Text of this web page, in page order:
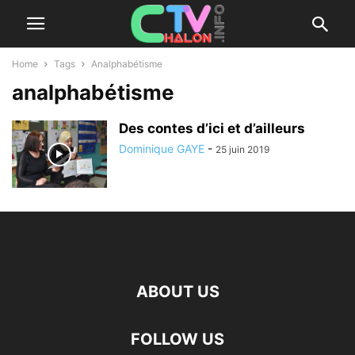
Home Tags Analphabétisme
analphabétisme
Des contes d’ici et d’ailleurs
Dominique GAYE - 25 juin 2019
ABOUT US
FOLLOW US